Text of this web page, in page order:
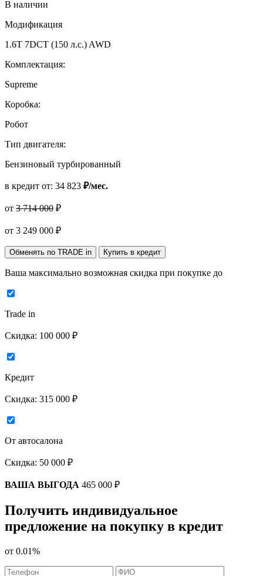
В наличии
Модификация
1.6T 7DCT (150 л.с.) AWD
Комплектация:
Supreme
Коробка:
Робот
Тип двигателя:
Бензиновый турбированный
в кредит от: 34 823 ₽/мес.
от 3 714 000 ₽
от 3 249 000 ₽
Обменять по TRADE in Купить в кредит
Ваша максимально возможная скидка при покупке до
Trade in
Скидка: 100 000 ₽
Кредит
Скидка: 315 000 ₽
От автосалона
Скидка: 50 000 ₽
ВАША ВЫГОДА 465 000 ₽
Получить индивидуальное
предложение на покупку в кредит
от 0.01%